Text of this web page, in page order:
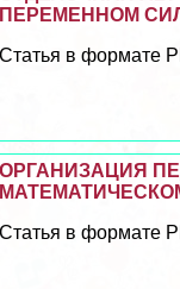
ПЕРЕМЕННОМ
Статья в формате
ОРГАНИЗАЦИЯ
Статья в формате